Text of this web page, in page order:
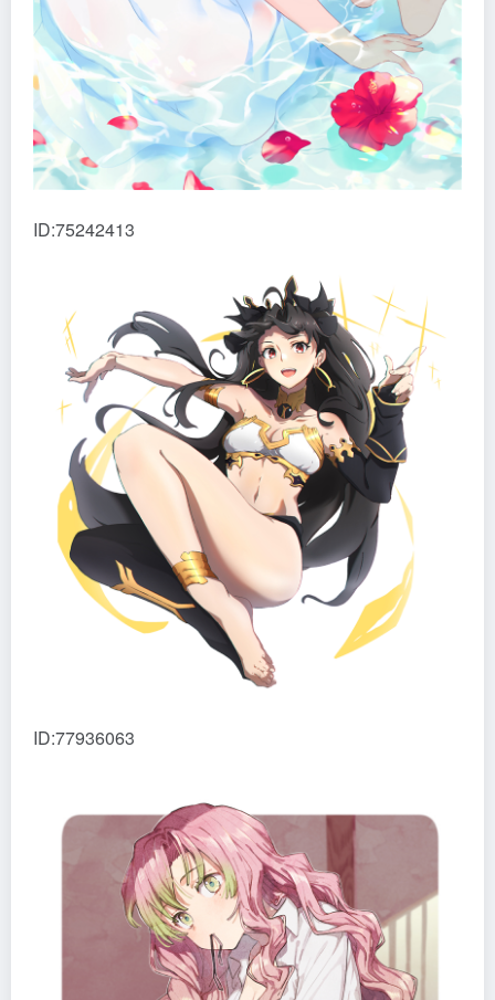
ID:75242413
ID:77936063